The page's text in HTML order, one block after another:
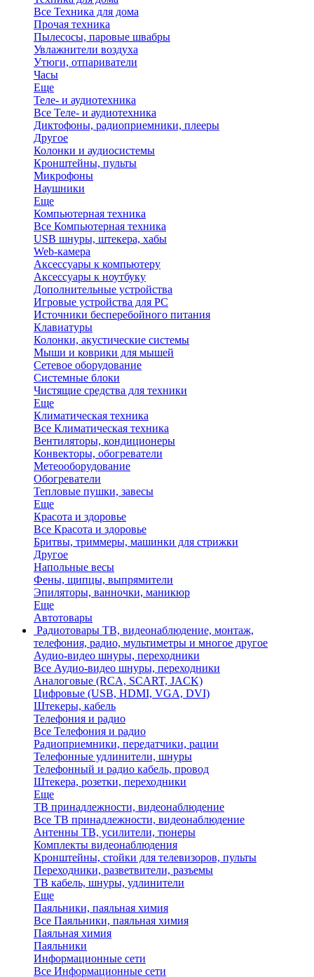
Все Техника для дома
Прочая техника
Пылесосы, паровые швабры
Увлажнители воздуха
Утюги, отпариватели
Часы
Еще
Теле- и аудиотехника
Все Теле- и аудиотехника
Диктофоны, радиоприемники, плееры
Другое
Колонки и аудиосистемы
Кронштейны, пульты
Микрофоны
Наушники
Еще
Компьютерная техника
Все Компьютерная техника
USB шнуры, штекера, хабы
Web-камера
Аксессуары к компьютеру
Аксессуары к ноутбуку
Дополнительные устройства
Игровые устройства для PC
Источники бесперебойного питания
Клавиатуры
Колонки, акустические системы
Мыши и коврики для мышей
Сетевое оборудование
Системные блоки
Чистящие средства для техники
Еще
Климатическая техника
Все Климатическая техника
Вентиляторы, кондиционеры
Конвекторы, обогреватели
Метеооборудование
Обогреватели
Тепловые пушки, завесы
Еще
Красота и здоровье
Все Красота и здоровье
Бритвы, триммеры, машинки для стрижки
Другое
Напольные весы
Фены, щипцы, выпрямители
Эпиляторы, ванночки, маникюр
Еще
Автотовары
Радиотовары ТВ, видеонаблюдение, монтаж,
телефония, радио, мультиметры и многое другое
Аудио-видео шнуры, переходники
Все Аудио-видео шнуры, переходники
Аналоговые (RCA, SCART, JACK)
Цифровые (USB, HDMI, VGA, DVI)
Штекеры, кабель
Телефония и радио
Все Телефония и радио
Радиоприемники, передатчики, рации
Телефонные удлинители, шнуры
Телефонный и радио кабель, провод
Штекера, розетки, переходники
Еще
ТВ принадлежности, видеонаблюдение
Все ТВ принадлежности, видеонаблюдение
Антенны ТВ, усилители, тюнеры
Комплекты видеонаблюдения
Кронштейны, стойки для телевизоров, пульты
Переходники, разветвители, разъемы
ТВ кабель, шнуры, удлинители
Еще
Паяльники, паяльная химия
Все Паяльники, паяльная химия
Паяльная химия
Паяльники
Информационные сети
Все Информационные сети